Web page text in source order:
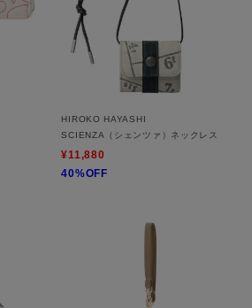
HIROKO HAYASHI
SCIENZA（シェンツァ）ネックレス
¥11,880
40%OFF